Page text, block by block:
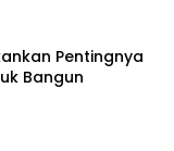
Pentingnya
Bangun